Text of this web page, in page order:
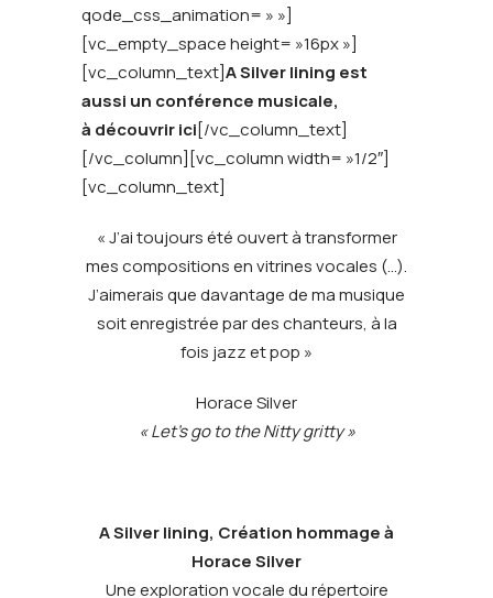
qode_css_animation= » »]
[vc_empty_space height= »16px »]
[vc_column_text]A Silver lining est
aussi un conférence musicale,
à découvrir ici[/vc_column_text]
[/vc_column][vc_column width= »1/2″]
[vc_column_text]
« J’ai toujours été ouvert à transformer
mes compositions en vitrines vocales (…).
J’aimerais que davantage de ma musique
soit enregistrée par des chanteurs, à la
fois jazz et pop »
Horace Silver
« Let’s go to the Nitty gritty »
A Silver lining, Création hommage à
Horace Silver
Une exploration vocale du répertoire